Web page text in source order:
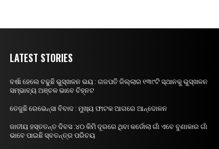
LATEST STORIES
ବର୍ଷା ହେଲେ ବଢୁଛି ଭୁସ୍ଖଳନ ଭୟ : ଗଜପତି ଜିଲ୍ଲାର ୧୩୯ଟି ସ୍ଥାନକୁ ଭୁସ୍ଖଳନ
ସମ୍ଭାବ୍ୟ ଅଞ୍ଚଳ ଭାବେ ଚିହ୍ନଟ
ତେଜୁଛି ରେଭେନ୍ସା ବିବାଦ : ମୁଖ୍ୟ ଫାଟକ ଆଗରେ ଆନ୍ଦୋଳନ
ଜାତୀୟ ହସ୍ତତନ୍ତ ଦିବସ :୪୦ କିମି ଦୂରରେ ଥିବା କର୍ଡୋଲା ଗାଁ ଏବେ ବୁଣାକାର ଗାଁ
ଭାବେ ପାଇଛି ସ୍ବତନ୍ତ୍ର ପରିଚୟ